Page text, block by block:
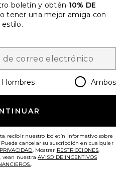
Country Regions
es USD
boletín y obtén 10% DE
tener una mejor amiga con
estilo.
Hombres Ambos
recibir nuestro boletín informativo sobre
cancelar su suscripción en cualquier
. Mostrar RESTRICCIONES.
vean nuestraAVISO DE INCENTIVOS
.